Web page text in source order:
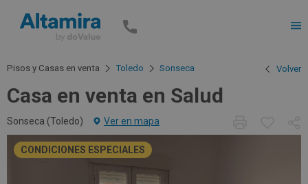
Pisos y Casas en venta Toledo Sonseca Volver
Casa en venta en Salud
Sonseca (Toledo) Ver en mapa
CONDICIONES ESPECIALES